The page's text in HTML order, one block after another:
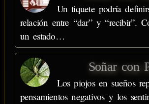
Un tiquete podría
relación entre “dar” y “recibir”.
un estado…
Soñar con
Los piojos en sueños
pensamientos negativos y los